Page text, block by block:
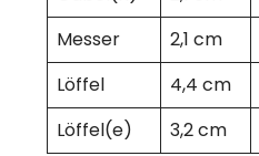
Messer
2,1 cm
Löffel
4,4 cm
Löffel(e)
3,2 cm